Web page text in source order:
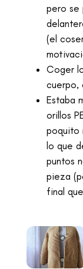
pero se
(el
Coger
cuerpo,
Estaba
orillos
poquito
lo que
puntos
pieza
final